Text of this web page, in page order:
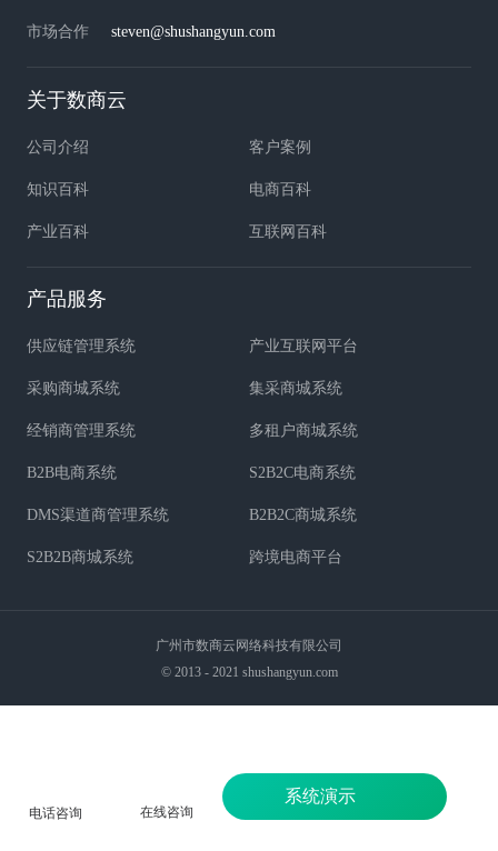
市场合作 steven@shushangyun.com
关于数商云
公司介绍 客户案例
知识百科 电商百科
产业百科 互联网百科
产品服务
供应链管理系统 产业互联网平台
采购商城系统 集采商城系统
经销商管理系统 多租户商城系统
B2B电商系统 S2B2C电商系统
DMS渠道商管理系统 B2B2C商城系统
S2B2B商城系统 跨境电商平台
广州市数商云网络科技有限公司
© 2013 - 2021 shushangyun.com
电话咨询 在线咨询
系统演示